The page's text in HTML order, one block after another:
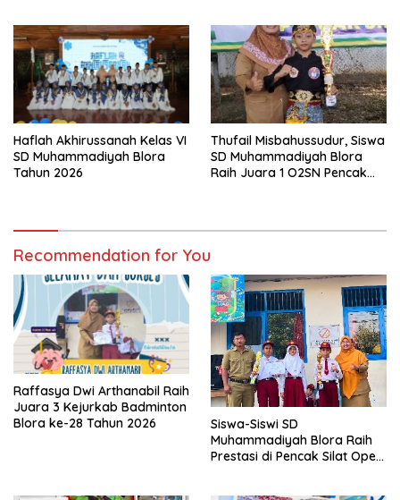
Haflah Akhirussanah Kelas VI
SD Muhammadiyah Blora
Tahun 2026
Thufail Misbahussudur, Siswa
SD Muhammadiyah Blora
Raih Juara 1 O2SN Pencak
Recommendation for You
Raffasya Dwi Arthanabil Raih
Juara 3 Kejurkab Badminton
Blora ke-28 Tahun 2026
Siswa-Siswi SD
Muhammadiyah Blora Raih
Prestasi di Pencak Silat Open